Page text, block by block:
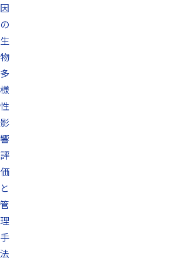
因
の
生
物
多
様
性
影
響
評
価
と
管
理
手
法